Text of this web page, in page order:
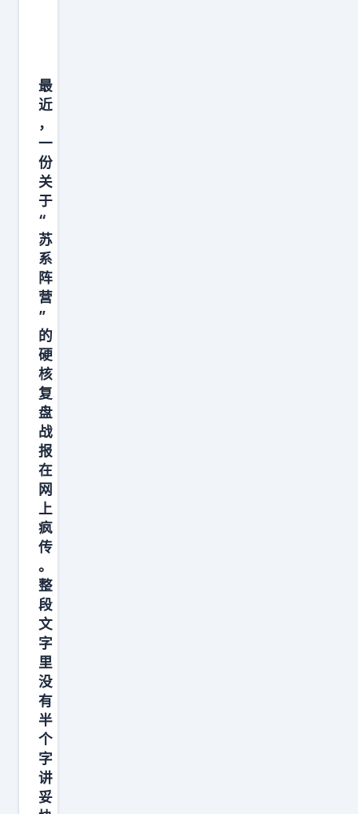
剧
里
黑
我
们
，
那
你
可
能
没
看
全
。
去
翻
翻
他
们
那
几
现
象
级
大
作
最
近
，
一
份
关
于
“
苏
系
阵
营
”
的
硬
核
复
盘
战
报
在
网
上
疯
传
。
整
段
文
字
里
没
有
半
个
字
讲
妥